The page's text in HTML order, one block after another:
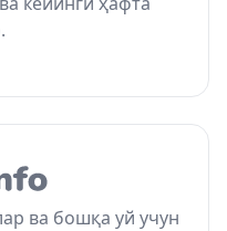
ва бошқа уй учун